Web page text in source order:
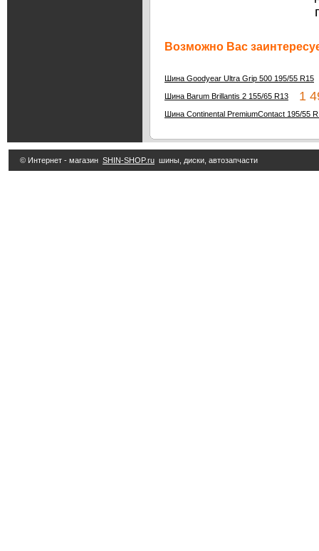
Возможно Вас
Шина Goodyear Ultra Grip 500 195/55 R15
Шина Barum Brillantis 2 155/65 R13 1
Шина Continental PremiumContact 195/55
© Интернет - магазин SHIN-SHOP.ru шины, диски, автозапчасти